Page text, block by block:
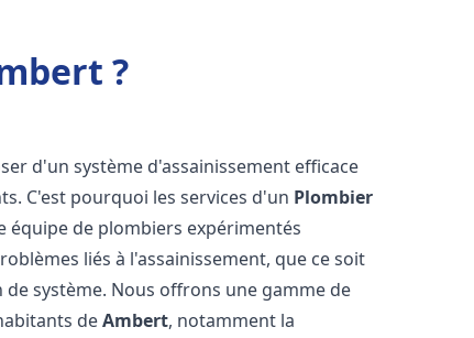
?
d'un système d'assainissement efficace
C'est pourquoi les services d'un Plombier
équipe de plombiers expérimentés
liés à l'assainissement, que ce soit
système. Nous offrons une gamme de
deAmbert, notamment la